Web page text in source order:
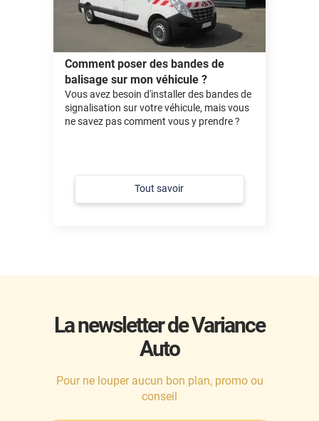
Comment poser des bandes de
balisage sur mon véhicule ?
Vous avez besoin d'installer des bandes de
signalisation sur votre véhicule, mais vous
ne savez pas comment vous y prendre ?
Tout savoir
La newsletter de Variance
Auto
Pour ne louper aucun bon plan, promo ou
conseil